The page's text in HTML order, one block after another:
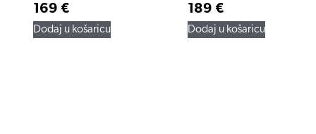
169 €
Dodaj u košaricu
189 €
Dodaj u košaricu